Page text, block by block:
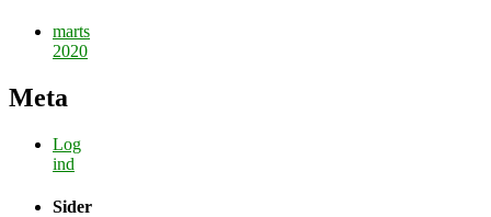
marts
2020
Meta
Log
ind
Sider